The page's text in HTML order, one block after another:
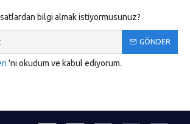
bilgi almak istiyormusunuz?
GÖNDER
'ni okudum ve kabul ediyorum.